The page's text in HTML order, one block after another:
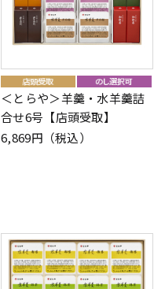
＜とらや＞羊羹・水羊羹詰
合せ6号【店頭受取】
6,869円（税込）